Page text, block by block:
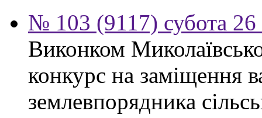
№ 103 (9117) субота 26
Виконком
конкурс на заміщення
землевпорядника